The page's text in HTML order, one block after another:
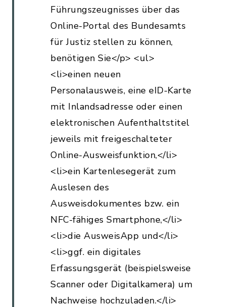
Führungszeugnisses über das
Online-Portal des Bundesamts
für Justiz stellen zu können,
benötigen Sie</p> <ul>
<li>einen neuen
Personalausweis, eine eID-Karte
mit Inlandsadresse oder einen
elektronischen Aufenthaltstitel
jeweils mit freigeschalteter
Online-Ausweisfunktion,</li>
<li>ein Kartenlesegerät zum
Auslesen des
Ausweisdokumentes bzw. ein
NFC-fähiges Smartphone,</li>
<li>die AusweisApp und</li>
<li>ggf. ein digitales
Erfassungsgerät (beispielsweise
Scanner oder Digitalkamera) um
Nachweise hochzuladen.</li>